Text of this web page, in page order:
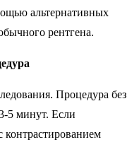
альтернативных
рентгена.
Процедура без
5 минут. Если
контрастированием